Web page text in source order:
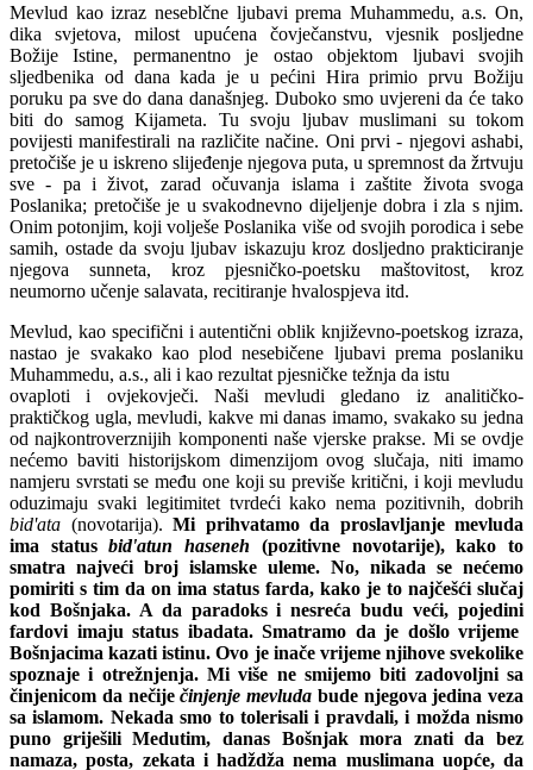
Mevlud kao izraz neseblčne ljubavi prema Muhammedu, a.s. On,
dika svjetova, milost upućena čovječanstvu, vjesnik posljedne
Božije Istine, permanentno je ostao objektom ljubavi svojih
sljedbenika od dana kada je u pećini Hira primio prvu Božiju
poruku pa sve do dana današnjeg. Duboko smo uvjereni da će tako
biti do samog Kijameta. Tu svoju ljubav muslimani su tokom
povijesti manifestirali na različite načine. Oni prvi - njegovi ashabi,
pretočiše je u iskreno slijeđenje njegova puta, u spremnost da žrtvuju
sve - pa i život, zarad očuvanja islama izaštite života svoga
Poslanika; pretočiše je u svakodnevno dijeljenje dobra i zla s njim.
Onim potonjim, koji volješe Poslanika više od svojih porodica i sebe
samih, ostade da svoju ljubav iskazuju kroz dosljedno prakticiranje
njegova sunneta, kroz pjesničko-poetsku maštovitost, kroz
neumorno učenje salavata, recitiranje hvalospjeva itd.
Mevlud, kao specifični i autentični oblik književno-poetskog izraza,
nastao je svakako kao plod nesebičene ljubavi prema poslaniku
Muhammedu, a.s., ali i kao rezultat pjesničke težnja da istu
ovaploti i ovjekovječi. Naši mevludi gledano iz analitičko-
praktičkog ugla, mevludi, kakve mi danas imamo, svakako su jedna
od najkontroverznijih komponenti naše vjerske prakse. Mi se ovdje
nećemo baviti historijskom dimenzijom ovog slučaja, niti imamo
namjeru svrstati se među one koji su previše kritični, i koji mevludu
oduzimaju svaki legitimitet tvrdeći kako nema pozitivnih, dobrih
bid'ata (novotarija). Mi prihvatamo da proslavljanje mevluda
ima statusbid'atun haseneh (pozitivne novotarije), kako to
smatra najveći broj islamske uleme. No, nikada se nećemo
pomiriti s tim da on ima status farda, kako je to najčešći slučaj
kod Bošnjaka. A da paradoks i nesreća budu veći, pojedini
fardovi imaju status ibadata. Smatramo da je došlo vrijeme
Bošnjacima kazati istinu. Ovo je inače vrijeme njihove svekolike
spoznaje i otrežnjenja. Mi više ne smijemo biti zadovoljni sa
činjenicom da nečiječinjenje mevluda bude njegova jedina veza
sa islamom. Nekada smo to tolerisali i pravdali, i možda nismo
puno griješili Medutim, danas Bošnjak mora znati da bez
namaza, posta, zekata i hadždža nema muslimana uopće, da